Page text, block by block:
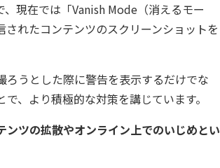
現在では「Vanish Mode（消えるモー
れたコンテンツのスクリーンショットを
ろうとした際に警告を表示するだけでな
、より積極的な対策を講じています。
ツの拡散やオンライン上でのいじめとい